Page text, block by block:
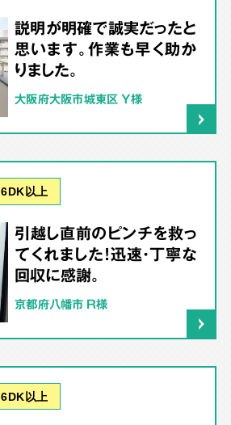
説明が明確で誠実だったと
思います。作業も早く助か
りました。
大阪府大阪市城東区 Y様
6DK以上
引越し直前のピンチを救っ
てくれました！迅速・丁寧な
回収に感謝。
京都府八幡市 R様
6DK以上